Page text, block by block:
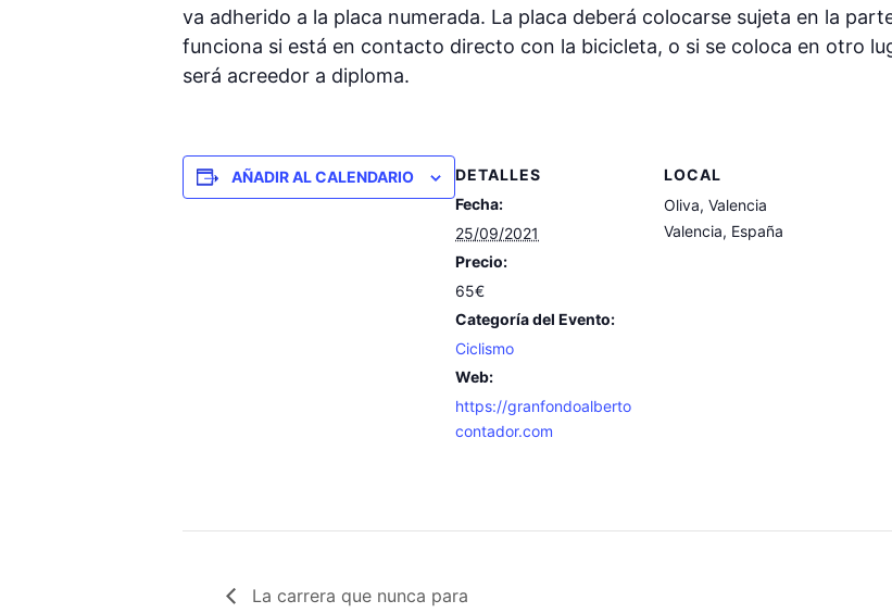
va adherido a la placa numerada. La placa deberá colocarse sujeta en la
funciona si está en contacto directo con la bicicleta, o si se coloca en otro
será acreedor a diploma.
AÑADIR AL CALENDARIO
DETALLES
Fecha:
25/09/2021
Precio:
65€
Categoría del Evento:
Ciclismo
Web:
https://granfondoalberto
contador.com
LOCAL
Oliva, Valencia
Valencia, España
La carrera que nunca para